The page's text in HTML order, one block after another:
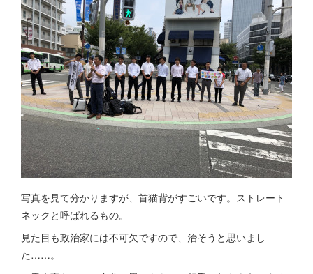
写真を見て分かりますが、首猫背がすごいです。ストレート
ネックと呼ばれるもの。
見た目も政治家には不可欠ですので、治そうと思いまし
た……。